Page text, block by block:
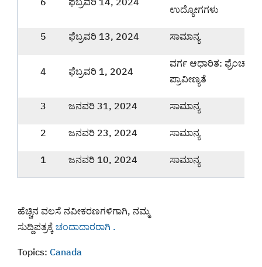
ಉದ್ಯೋಗಗಳು
5 ಫೆಬ್ರವರಿ 13, 2024 ಸಾಮಾನ್ಯ
4 ಫೆಬ್ರವರಿ 1, 2024
ವರ್ಗ ಆಧಾರಿತ: ಫ್ರೆಂಚ್
ಪ್ರಾವೀಣ್ಯತೆ
3 ಜನವರಿ 31, 2024 ಸಾಮಾನ್ಯ
2 ಜನವರಿ 23, 2024 ಸಾಮಾನ್ಯ
1 ಜನವರಿ 10, 2024 ಸಾಮಾನ್ಯ
ಹೆಚ್ಚಿನ ವಲಸೆ ನವೀಕರಣಗಳಿಗಾಗಿ, ನಮ್ಮ
ಸುದ್ದಿಪತ್ರಕ್ಕೆ ಚಂದಾದಾರರಾಗಿ .
Topics: Canada